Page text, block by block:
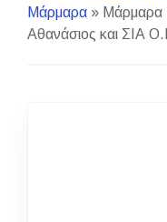
Μάρμαρα » Μάρμαρα
Αθανάσιος και ΣΙΑ